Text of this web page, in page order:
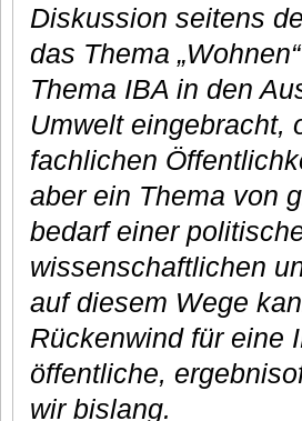
Diskussion seitens
das Thema
Thema IBA in den
Umwelt eingebracht,
fachlichen
aber ein Thema von
bedarf einer
wissenschaftlichen
auf diesem Wege
Rückenwind für eine
öffentliche,
wir bislang.